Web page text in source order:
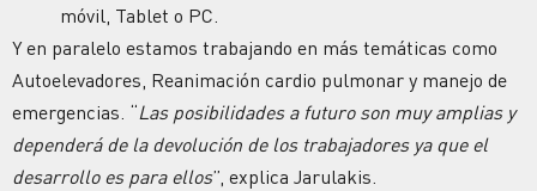
móvil, Tablet o PC.
Y en paralelo estamos trabajando en más temáticas como
Autoelevadores, Reanimación cardio pulmonar y manejo de
emergencias. “Las posibilidades a futuro son muy amplias y
dependerá de la devolución de los trabajadores ya que el
desarrollo es para ellos”, explica Jarulakis.